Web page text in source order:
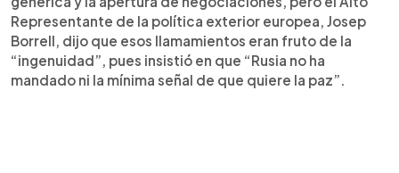
Representante de la política exterior europea, Josep
Borrell, dijo que esos llamamientos eran fruto de la
“ingenuidad”, pues insistió en que “Rusia no ha
mandado ni la mínima señal de que quiere la paz”.